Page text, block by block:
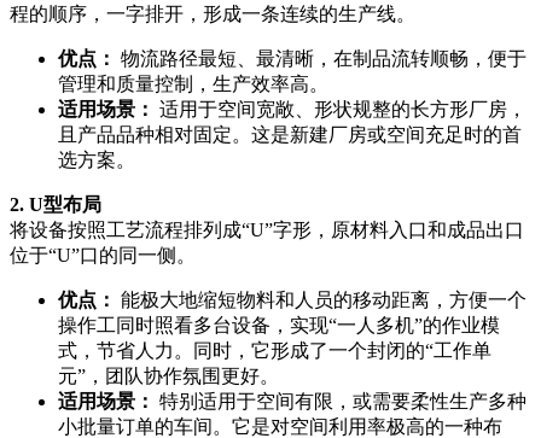
程的顺序，一字排开，形成一条连续的生产线。
优点： 物流路径最短、最清晰，在制品流转顺畅，便于
管理和质量控制，生产效率高。
适用场景： 适用于空间宽敞、形状规整的长方形厂房，
且产品品种相对固定。这是新建厂房或空间充足时的首
选方案。
2. U型布局
将设备按照工艺流程排列成“U”字形，原材料入口和成品出口
位于“U”口的同一侧。
优点： 能极大地缩短物料和人员的移动距离，方便一个
操作工同时照看多台设备，实现“一人多机”的作业模
式，节省人力。同时，它形成了一个封闭的“工作单
元”，团队协作氛围更好。
适用场景： 特别适用于空间有限，或需要柔性生产多种
小批量订单的车间。它是对空间利用率极高的一种布